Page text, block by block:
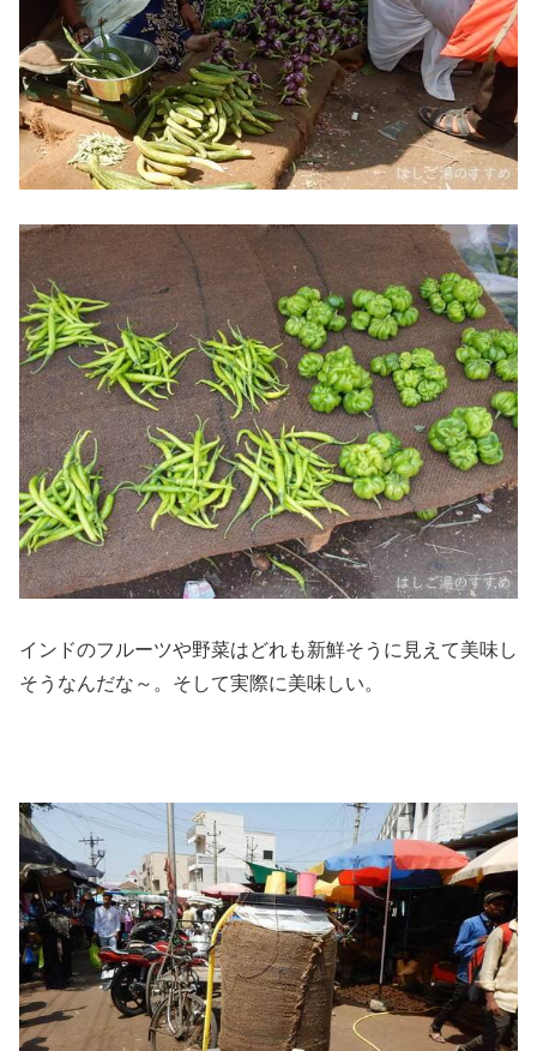
インドのフルーツや野菜はどれも新鮮そうに見えて美味し
そうなんだな～。そして実際に美味しい。